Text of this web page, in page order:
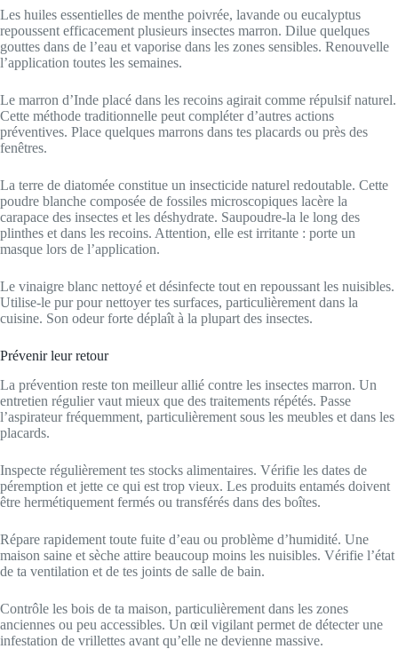
Les huiles essentielles de menthe poivrée, lavande ou eucalyptus
repoussent efficacement plusieurs insectes marron. Dilue quelques
gouttes dans de l’eau et vaporise dans les zones sensibles. Renouvelle
l’application toutes les semaines.
Le marron d’Inde placé dans les recoins agirait comme répulsif naturel.
Cette méthode traditionnelle peut compléter d’autres actions
préventives. Place quelques marrons dans tes placards ou près des
fenêtres.
La terre de diatomée constitue un insecticide naturel redoutable. Cette
poudre blanche composée de fossiles microscopiques lacère la
carapace des insectes et les déshydrate. Saupoudre-la le long des
plinthes et dans les recoins. Attention, elle est irritante : porte un
masque lors de l’application.
Le vinaigre blanc nettoyé et désinfecte tout en repoussant les nuisibles.
Utilise-le pur pour nettoyer tes surfaces, particulièrement dans la
cuisine. Son odeur forte déplaît à la plupart des insectes.
Prévenir leur retour
La prévention reste ton meilleur allié contre les insectes marron. Un
entretien régulier vaut mieux que des traitements répétés. Passe
l’aspirateur fréquemment, particulièrement sous les meubles et dans les
placards.
Inspecte régulièrement tes stocks alimentaires. Vérifie les dates de
péremption et jette ce qui est trop vieux. Les produits entamés doivent
être hermétiquement fermés ou transférés dans des boîtes.
Répare rapidement toute fuite d’eau ou problème d’humidité. Une
maison saine et sèche attire beaucoup moins les nuisibles. Vérifie l’état
de ta ventilation et de tes joints de salle de bain.
Contrôle les bois de ta maison, particulièrement dans les zones
anciennes ou peu accessibles. Un œil vigilant permet de détecter une
infestation de vrillettes avant qu’elle ne devienne massive.